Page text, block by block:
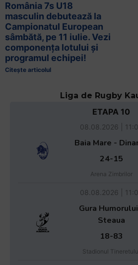
România 7s U18
masculin debutează la
Campionatul European
sâmbătă, pe 11 iulie. Vezi
componența lotului și
programul echipei!
Citește articolul
Liga de Rugby
ETAPA 10
08.08.2026 |
Baia Mare -
24-15
Arena Zimbrilor
08.08.2026 |
Gura
Steaua
18-83
Stadionul